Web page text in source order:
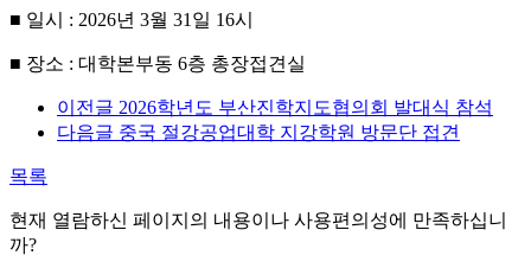
■ 일시 : 2026년 3월 31일 16시
■ 장소 : 대학본부동 6층 총장접견실
이전글 2026학년도 부산진학지도협의회 발대식 참석
다음글 중국 절강공업대학 지강학원 방문단 접견
목록
현재 열람하신 페이지의 내용이나 사용편의성에 만족하십니
까?